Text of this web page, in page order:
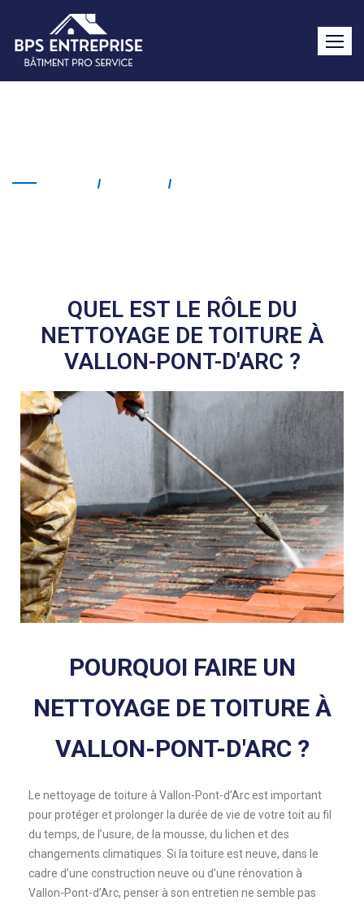
QUEL EST LE RÔLE DU
NETTOYAGE DE TOITURE À
VALLON-PONT-D'ARC ?
POURQUOI FAIRE UN
NETTOYAGE DE TOITURE À
VALLON-PONT-D'ARC ?
Le nettoyage de toiture à Vallon-Pont-d’Arc est important
pour protéger et prolonger la durée de vie de votre toit au fil
du temps, de l’usure, de la mousse, du lichen et des
changements climatiques. Si la toiture est neuve, dans le
cadre d’une construction neuve ou d’une rénovation à
Vallon-Pont-d’Arc, penser à son entretien ne semble pas